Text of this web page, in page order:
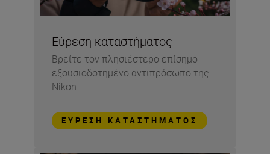
Εύρεση καταστήματος
Βρείτε τον πλησιέστερο επίσημο
εξουσιοδοτημένο αντιπρόσωπο της
Nikon.
ΕΎΡΕΣΗ ΚΑΤΑΣΤΉΜΑΤΟΣ